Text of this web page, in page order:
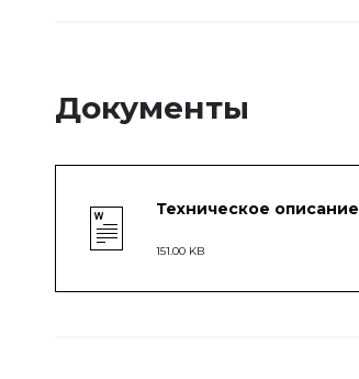
Документы
Техническое описание
151.00 KB